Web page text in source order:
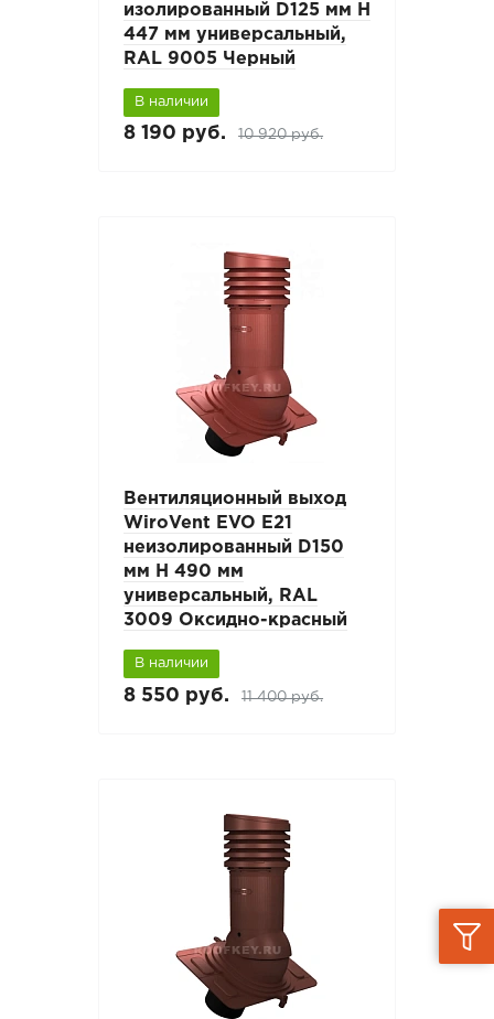
изолированный D125 мм Н
447 мм универсальный,
RAL 9005 Черный
В наличии
8 190 руб. 10 920 руб.
Вентиляционный выход
WiroVent EVO E21
неизолированный D150
мм Н 490 мм
универсальный, RAL
3009 Оксидно-красный
В наличии
8 550 руб. 11 400 руб.